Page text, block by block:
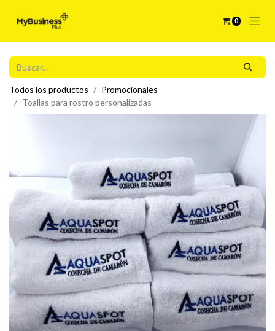
0
Todos los productos
Promocionales
Toallas para rostro personalizadas